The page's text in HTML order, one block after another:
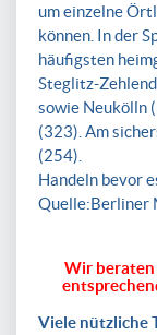
um einzelne
können. In der
häufigsten
Steglitz-
sowie Neukölln
(323). Am
(254).
Handeln bevor
Quelle:Berliner
Wir beraten
Viele nützliche